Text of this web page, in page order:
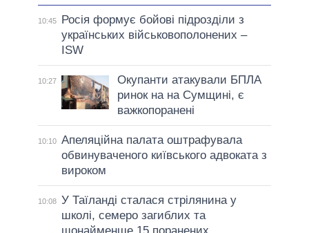
10:45
Росія формує бойові підрозділи з
українських військовополонених –
ISW
10:27
Окупанти атакували БПЛА
ринок на на Сумщині, є
важкопоранені
10:10 Апеляційна палата оштрафувала
обвинуваченого київського адвоката з
вироком
10:08 У Таїланді сталася стрілянина у
школі, семеро загиблих та